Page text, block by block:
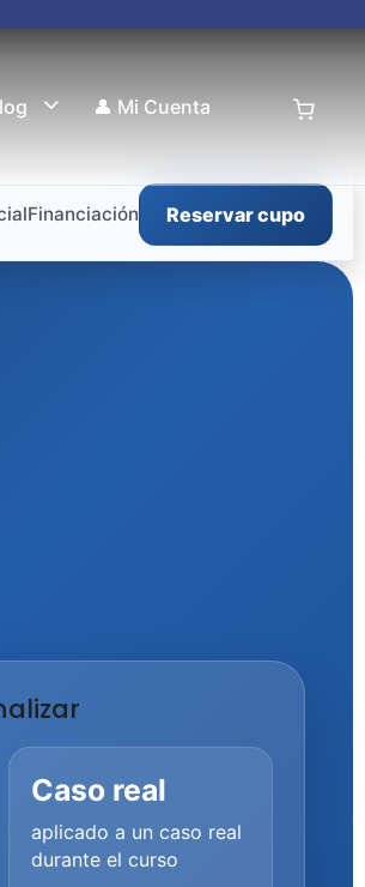
👤 Mi Cuenta
Financiación Reservar cupo
Caso real
aplicado a un caso real
durante el curso